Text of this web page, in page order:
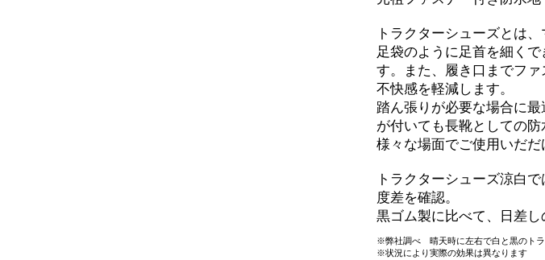
トラクターシューズとは
足袋のように足首を細く
す。また、履き口までファ
不快感を軽減します。
踏ん張りが必要な場合に
が付いても長靴としての
様々な場面でご使用いだだ
トラクターシューズ涼白
度差を確認。
黒ゴム製に比べて、日差
※弊社調べ 晴天時に左右で白と黒のトラ
※状況により実際の効果は異なります